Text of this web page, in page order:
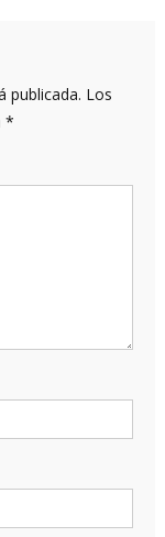
publicada. Los
*